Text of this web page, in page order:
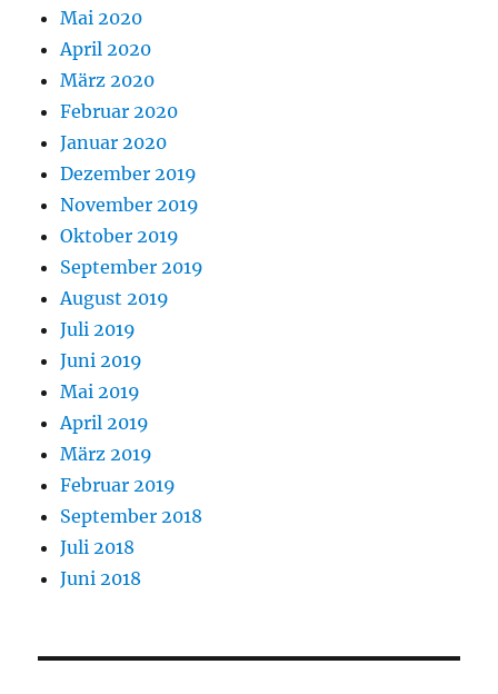
Mai 2020
April 2020
März 2020
Februar 2020
Januar 2020
Dezember 2019
November 2019
Oktober 2019
September 2019
August 2019
Juli 2019
Juni 2019
Mai 2019
April 2019
März 2019
Februar 2019
September 2018
Juli 2018
Juni 2018